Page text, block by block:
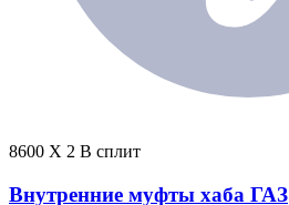
8600 X 2 В сплит
Внутренние муфты хаба ГАЗ